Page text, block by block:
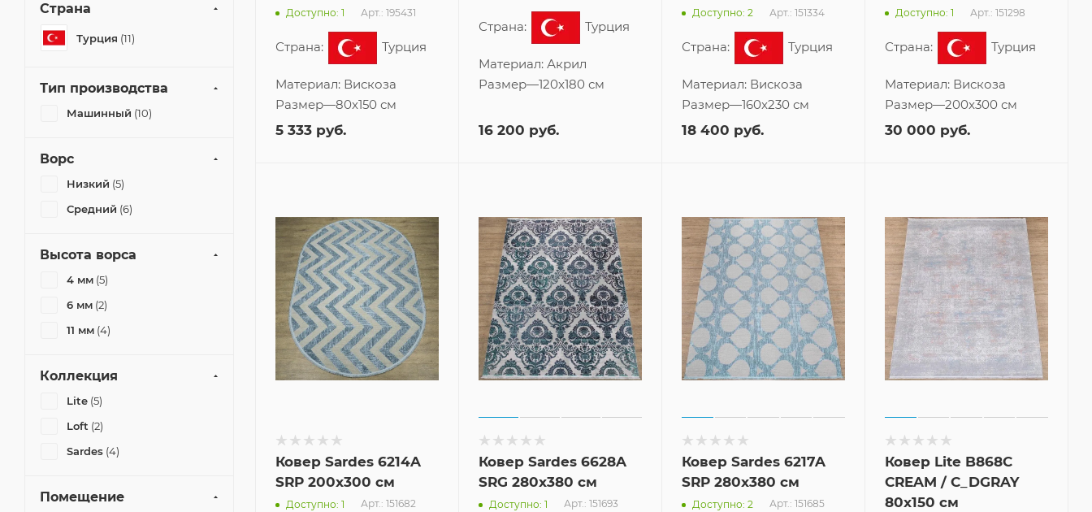
Доступно: 1 Арт.: 195431
Страна: Турция
Материал: Вискоза
Размер—80x150 см
5 333 руб.
Страна: Турция
Материал: Акрил
Размер—120x180 см
16 200 руб.
Доступно: 2 Арт.: 151334
Страна: Турция
Материал: Вискоза
Размер—160x230 см
18 400 руб.
Доступно: 1 Арт.: 151298
Страна: Турция
Материал: Вискоза
Размер—200x300 см
30 000 руб.
Ковер Sardes 6214A
SRP 200x300 см
Доступно: 1 Арт.: 151682
Ковер Sardes 6628A
SRG 280x380 см
Доступно: 1 Арт.: 151693
Ковер Sardes 6217A
SRP 280x380 см
Доступно: 2 Арт.: 151685
Ковер Lite B868C
CREAM / C_DGRAY
80x150 см
Страна
Турция (11)
Тип производства
Машинный (10)
Ворс
Низкий (5)
Средний (6)
Высота ворса
4 мм (5)
6 мм (2)
11 мм (4)
Коллекция
Lite (5)
Loft (2)
Sardes (4)
Помещение